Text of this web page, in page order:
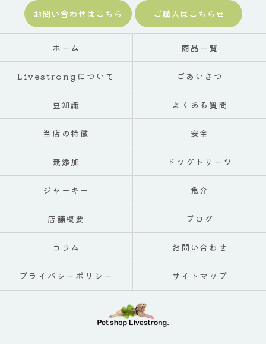
お問い合わせはこちら ご購入はこちら
ホーム 商品一覧
Livestrongについて ごあいさつ
豆知識 よくある質問
当店の特徴 安全
無添加 ドッグトリーツ
ジャーキー 魚介
店舗概要 ブログ
コラム お問い合わせ
プライバシーポリシー サイトマップ